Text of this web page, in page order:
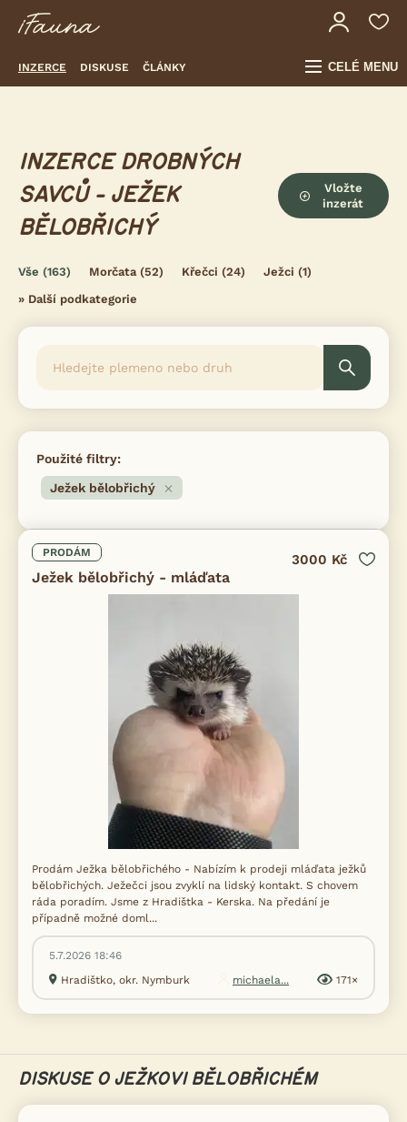
INZERCE DISKUSE ČLÁNKY CELÉ MENU
INZERCE DROBNÝCH
SAVCŮ - JEŽEK
BĚLOBŘICHÝ
Vložte
inzerát
Vše (163) Morčata(52) Křečci (24) Ježci (1)
» Další podkategorie
Použité filtry:
Ježek bělobřichý
PRODÁM
Ježek bělobřichý - mláďata
3000 Kč
Prodám Ježka bělobřichého - Nabízím k prodeji mláďata ježků
bělobřichých. Ježečci jsou zvyklí na lidský kontakt. S chovem
ráda poradím. Jsme z Hradištka - Kerska. Na předání je
případně možné doml...
5.7.2026 18:46
Hradištko, okr. Nymburk
michaela... 171×
DISKUSE O JEŽKOVI BĚLOBŘICHÉM